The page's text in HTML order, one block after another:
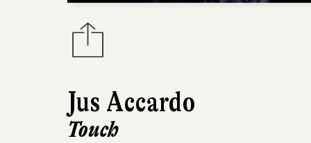
Jus Accardo
Touch